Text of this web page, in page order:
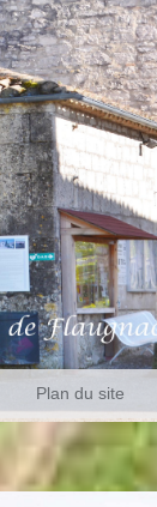
Plan du site